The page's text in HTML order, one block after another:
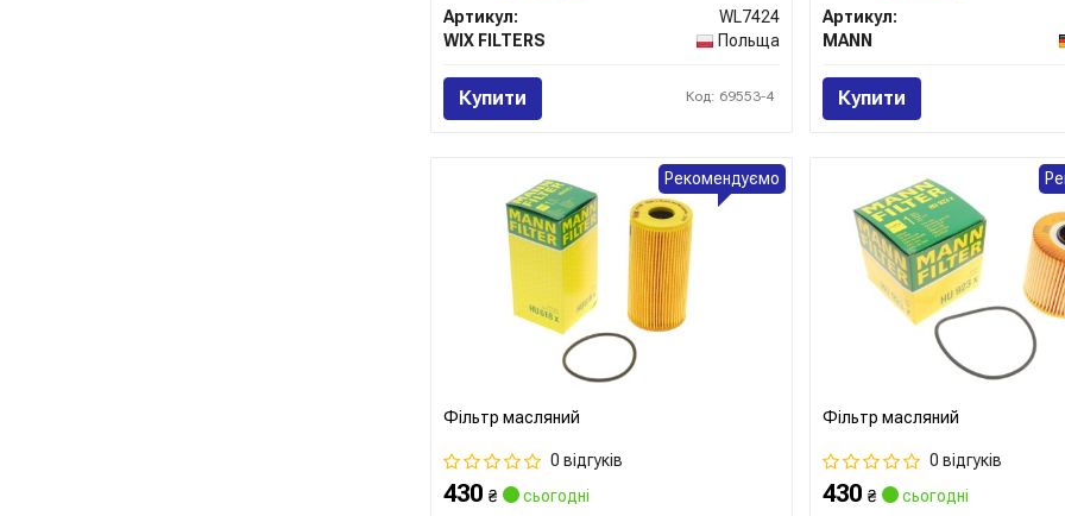
Артикул:
WL7424
WIX FILTERS
Польща
Купити Код: 69553-4
Артикул:
MANN
Купити
Фільтр масляний
0 відгуків
430 ₴
сьогодні
Рекомендуємо
Фільтр масляний
0 відгуків
430₴
сьогодні